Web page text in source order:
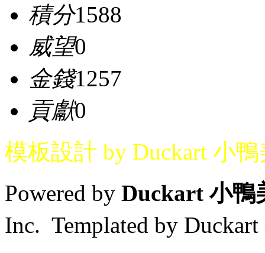
積分1588
威望0
金錢1257
貢獻0
模板設計 by Duckart 小
Powered by Duckart 小鴨
Inc. Templated by